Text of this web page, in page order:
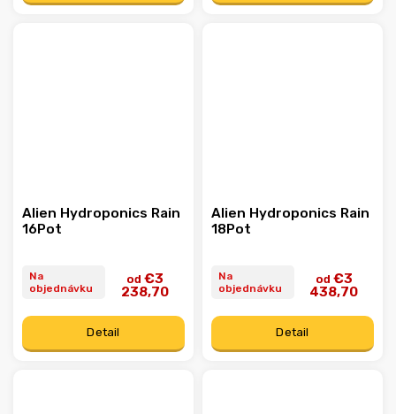
Alien Hydroponics Rain
16Pot
Na
objednávku
od €3
238,70
Detail
Alien Hydroponics Rain
18Pot
Na
objednávku
od €3
438,70
Detail